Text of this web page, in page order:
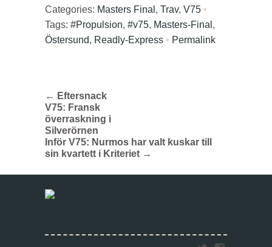
Categories: Masters Final, Trav, V75 •
Tags: #Propulsion, #v75, Masters-Final,
Östersund, Readly-Express • Permalink
← Eftersnack
V75: Fransk
överraskning i
Silverörnen
Inför V75: Nurmos har valt kuskar till
sin kvartett i Kriteriet →